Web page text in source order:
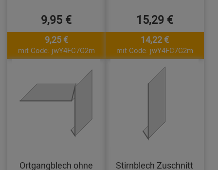
9,95 €
9,25 €
mit Code: jwY4FC7G2m
15,29 €
14,22 €
mit Code: jwY4FC7G2m
Ortgangblech ohne
Stirnblech Zuschnitt